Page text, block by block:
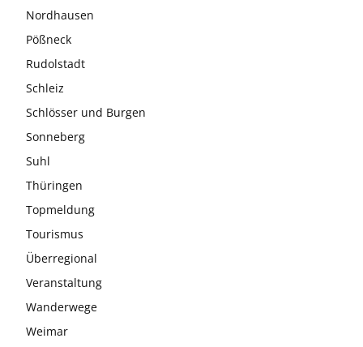
Nordhausen
Pößneck
Rudolstadt
Schleiz
Schlösser und Burgen
Sonneberg
Suhl
Thüringen
Topmeldung
Tourismus
Überregional
Veranstaltung
Wanderwege
Weimar